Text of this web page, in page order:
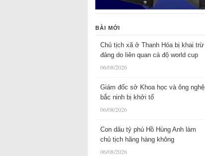
BÀI MỚI
Chủ tịch xã ở Thanh Hóa bị khai trừ
đảng do liên quan cá độ world cup
06/08/2026
Giám đốc sở Khoa học và ông nghệ
bắc ninh bị khởi tố
06/08/2026
Con dâu tỷ phú Hồ Hùng Anh làm
chủ tịch hãng hàng không
06/08/2026